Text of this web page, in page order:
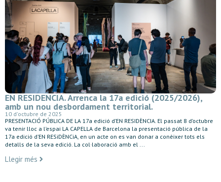
EN RESIDENCIA. Arrenca la 17a edició (2025/2026),
amb un nou desbordament territorial.
10 d'octubre de 2025
PRESENTACIÓ PÚBLICA DE LA 17a edició d’EN RESIDÈNCIA. El passat 8 d’octubre
va tenir lloc a l’espai LA CAPELLA de Barcelona la presentació pública de la
17a edició d’EN RESiDÈNCiA, en un acte on es van donar a conèixer tots els
detalls de la seva edició. La col·laboració amb el ...
Llegir més